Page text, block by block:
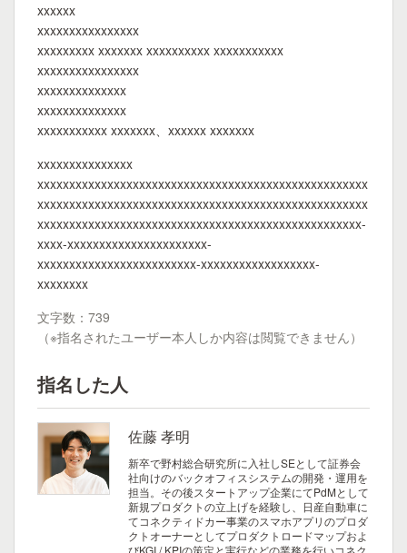
xxxxxx
xxxxxxxxxxxxxxxx
xxxxxxxxx xxxxxxx xxxxxxxxxx xxxxxxxxxxx
xxxxxxxxxxxxxxxx
xxxxxxxxxxxxxx
xxxxxxxxxxxxxx
xxxxxxxxxxx xxxxxxx、xxxxxx xxxxxxx
xxxxxxxxxxxxxxx
xxxxxxxxxxxxxxxxxxxxxxxxxxxxxxxxxxxxxxxxxxxxxxxxxxxx
xxxxxxxxxxxxxxxxxxxxxxxxxxxxxxxxxxxxxxxxxxxxxxxxxxxx
xxxxxxxxxxxxxxxxxxxxxxxxxxxxxxxxxxxxxxxxxxxxxxxxxxx-
xxxx-xxxxxxxxxxxxxxxxxxxxxx-
xxxxxxxxxxxxxxxxxxxxxxxxx-xxxxxxxxxxxxxxxxxx-
xxxxxxxx
文字数：739
（※指名されたユーザー本人しか内容は閲覧できません）
指名した人
佐藤 孝明
新卒で野村総合研究所に入社しSEとして証券会
社向けのバックオフィスシステムの開発・運用を
担当。その後スタートアップ企業にてPdMとして
新規プロダクトの立上げを経験し、日産自動車に
てコネクティドカー事業のスマホアプリのプロダ
クトオーナーとしてプロダクトロードマップおよ
びKGI / KPIの策定と実行などの業務を行いコネク